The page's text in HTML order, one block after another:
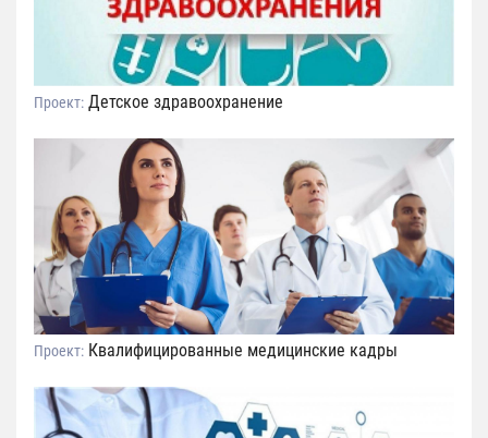
Проект: Детское здравоохранение
Проект: Квалифицированные медицинские кадры